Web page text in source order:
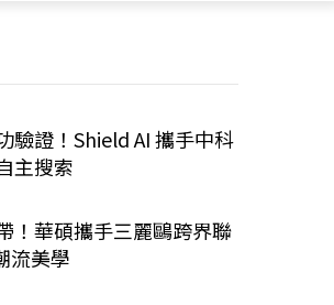
驗證！Shield AI 攜手中科
主搜索
！華碩攜手三麗鷗跨界聯
流美學